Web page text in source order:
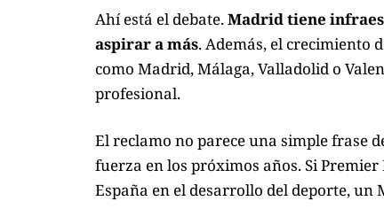
Ahí está el debate.Madrid tiene
aspirar a más. Además, el crecimiento
como Madrid, Málaga, Valladolid o
profesional.
El reclamo no parece una simple frase
fuerza en los próximos años. Si
España en el desarrollo del deporte,